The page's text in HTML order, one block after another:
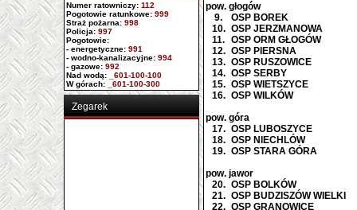
Numer ratowniczy: 112
Pogotowie ratunkowe: 999
Straż pożarna: 998
Policja: 997
Pogotowie:
- energetyczne: 991
- wodno-kanalizacyjne: 994
- gazowe: 992
Nad wodą: _601-100-100
W górach: _601-100-300
Zegarek
pow. głogów
9.
OSP BOREK
10. OSP JERZMANOWA
11. OSP ORM GŁOGÓW
12. OSP PIERSNA
13. OSP RUSZOWICE
14. OSP SERBY
15. OSP WIETSZYCE
16. OSP WILKÓW
pow. góra
17. OSP LUBOSZYCE
18. OSP NIECHLÓW
19. OSP STARA GÓRA
pow. jawor
20. OSP BOLKÓW
21. OSP BUDZISZÓW WIELKI
22. OSP GRANOWICE